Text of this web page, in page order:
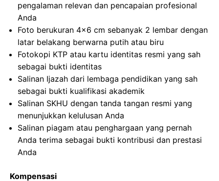
pengalaman relevan dan pencapaian profesional
Anda
Foto berukuran 4×6 cm sebanyak 2 lembar dengan
latar belakang berwarna putih atau biru
Fotokopi KTP atau kartu identitas resmi yang sah
sebagai bukti identitas
Salinan Ijazah dari lembaga pendidikan yang sah
sebagai bukti kualifikasi akademik
Salinan SKHU dengan tanda tangan resmi yang
menunjukkan kelulusan Anda
Salinan piagam atau penghargaan yang pernah
Anda terima sebagai bukti kontribusi dan prestasi
Anda
Kompensasi